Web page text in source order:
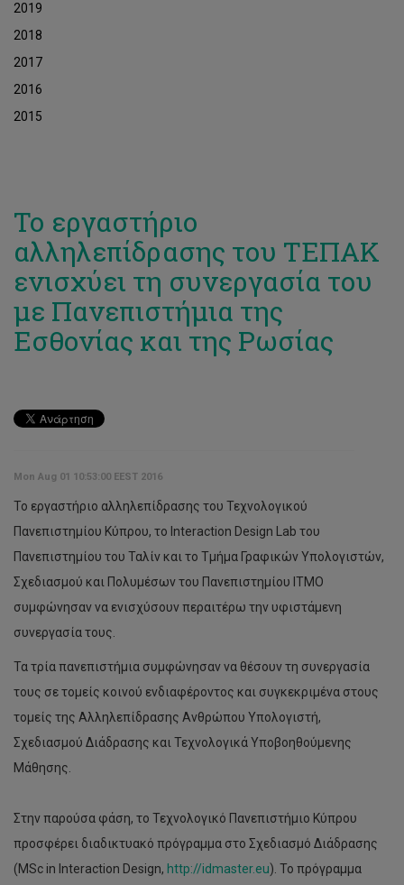
2019
2018
2017
2016
2015
Το εργαστήριο
αλληλεπίδρασης του ΤΕΠΑΚ
ενισχύει τη συνεργασία του
με Πανεπιστήμια της
Εσθονίας και της Ρωσίας
Mon Aug 01 10:53:00 EEST 2016
Το εργαστήριο αλληλεπίδρασης του Τεχνολογικού
Πανεπιστημίου Κύπρου, το Interaction Design Lab του
Πανεπιστημίου του Ταλίν και το Τμήμα Γραφικών Υπολογιστών,
Σχεδιασμού και Πολυμέσων του Πανεπιστημίου ITMO
συμφώνησαν να ενισχύσουν περαιτέρω την υφιστάμενη
συνεργασία τους.
Τα τρία πανεπιστήμια συμφώνησαν να θέσουν τη συνεργασία
τους σε τομείς κοινού ενδιαφέροντος και συγκεκριμένα στους
τομείς της Αλληλεπίδρασης Ανθρώπου Υπολογιστή,
Σχεδιασμού Διάδρασης και Τεχνολογικά Υποβοηθούμενης
Μάθησης.
Στην παρούσα φάση, το Τεχνολογικό Πανεπιστήμιο Κύπρου
προσφέρει διαδικτυακό πρόγραμμα στο Σχεδιασμό Διάδρασης
(MSc in Interaction Design, http://idmaster.eu). Το πρόγραμμα